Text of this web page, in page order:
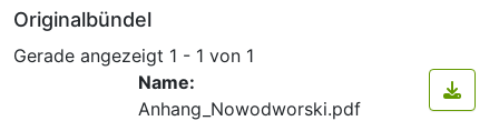
Originalbündel
Gerade angezeigt 1 - 1 von 1
Name:
Anhang_Nowodworski.pdf